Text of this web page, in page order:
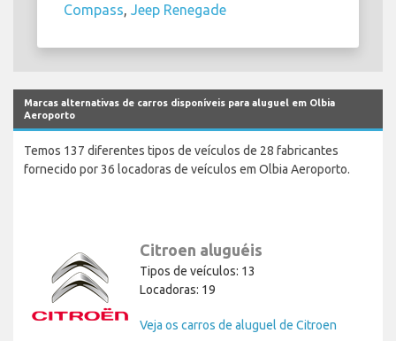
Compass, Jeep Renegade
Marcas alternativas de carros disponíveis para aluguel em Olbia
Aeroporto
Temos 137 diferentes tipos de veículos de 28 fabricantes
fornecido por 36 locadoras de veículos em Olbia Aeroporto.
Citroen aluguéis
Tipos de veículos: 13
Locadoras: 19
Veja os carros de aluguel de Citroen